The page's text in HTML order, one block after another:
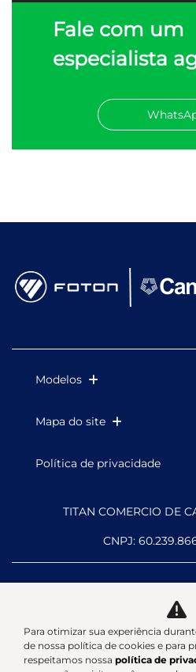
Fale com um
especialista
Modelos
Mapa do site
Política de privacidade
TITAN COMERCIO DE
CNPJ:
Desacelere. Seu bem
a vida.
Para otimizar sua experiência
de nossa política de cookies e para
respeitamos nossa política de